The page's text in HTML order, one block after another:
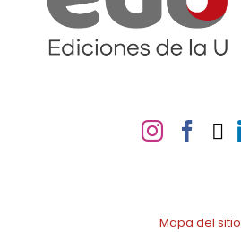
Mapa del sitio